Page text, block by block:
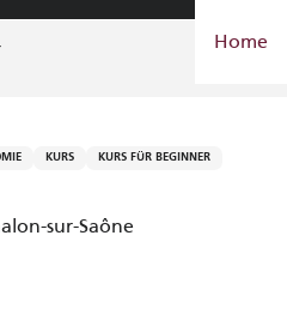
Home
KURS KURS FÜR BEGINNER
sur-Saône